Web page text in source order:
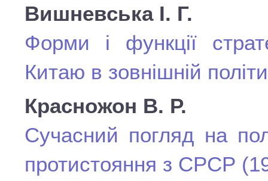
Вишневська І. Г.
Форми і функції
Китаю в зовнішній
Красножон В. Р.
Сучасний погляд на
протистояння з СРСР